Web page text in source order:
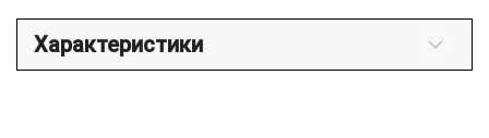
Характеристики